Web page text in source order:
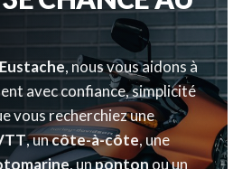
, nous vous aidons à
avec confiance, simplicité
vous recherchiez une
, uncôte-à-côte, une
, unponton ou un